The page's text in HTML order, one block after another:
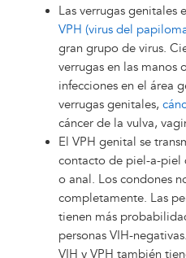
Las verrugas genitales
VPH (virus del
gran grupo de virus.
verrugas en las manos
infecciones en el área
verrugas genitales,
cáncer de la vulva,
El VPH genital se
contacto de piel-a-piel
o anal. Los condones
completamente. Las
tienen más
personas VIH-
VIH y VPH también